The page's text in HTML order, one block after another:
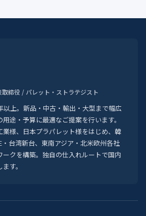
取締役 / パレット・ストラテジスト
以上。新品・中古・輸出・大型まで幅広
途・予算に最適なご提案を行います。
業様、日本プラパレット様をはじめ、韓
・台湾新台、東南アジア・北米欧州各社
ークを構築。独自の仕入れルートで国内
す。